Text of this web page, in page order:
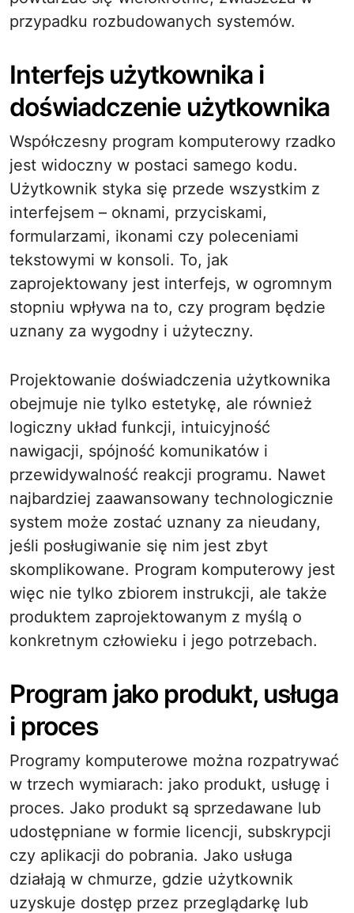
przypadku rozbudowanych systemów.
Interfejs użytkownika i
doświadczenie użytkownika
Współczesny program komputerowy rzadko
jest widoczny w postaci samego kodu.
Użytkownik styka się przede wszystkim z
interfejsem – oknami, przyciskami,
formularzami, ikonami czy poleceniami
tekstowymi w konsoli. To, jak
zaprojektowany jest interfejs, w ogromnym
stopniu wpływa na to, czy program będzie
uznany za wygodny i użyteczny.
Projektowanie doświadczenia użytkownika
obejmuje nie tylko estetykę, ale również
logiczny układ funkcji, intuicyjność
nawigacji, spójność komunikatów i
przewidywalność reakcji programu. Nawet
najbardziej zaawansowany technologicznie
system może zostać uznany za nieudany,
jeśli posługiwanie się nim jest zbyt
skomplikowane. Program komputerowy jest
więc nie tylko zbiorem instrukcji, ale także
produktem zaprojektowanym z myślą o
konkretnym człowieku i jego potrzebach.
Program jako produkt, usługa
i proces
Programy komputerowe można rozpatrywać
w trzech wymiarach: jako produkt, usługę i
proces. Jako produkt są sprzedawane lub
udostępniane w formie licencji, subskrypcji
czy aplikacji do pobrania. Jako usługa
działają w chmurze, gdzie użytkownik
uzyskuje dostęp przez przeglądarkę lub